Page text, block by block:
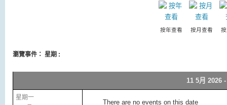
按年查看 按月查看
瀏覽事件： 星期 :
11 5月 2026
星期一
There are no events on this date